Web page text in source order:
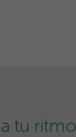
tu ritmo